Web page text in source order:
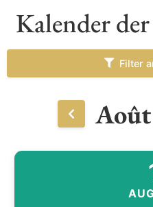
Kalender
Filter